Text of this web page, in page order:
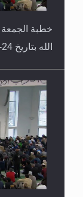
خطبة الجمعة
الله بتاريخ 24-07-2026